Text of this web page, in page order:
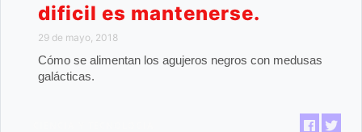
dificil es mantenerse.
29 de mayo, 2018
Cómo se alimentan los agujeros negros con medusas
galácticas.